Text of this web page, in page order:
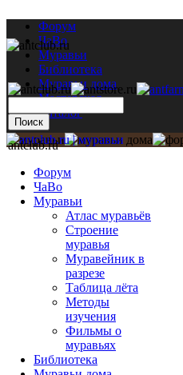
Форум
ЧаВо
Муравьи
Библиотека
Муравьи дома
Мастерская
Каталог
antclub.ru
Форум
ЧаВо
Муравьи
Атлас муравьёв
Строение
муравья
Муравейник в
разрезе
Таблица лёта
Методы
изучения
Фильмы о
муравьях
Библиотека